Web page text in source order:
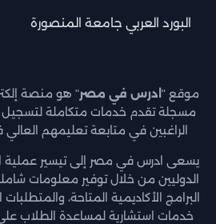
البورد العربي جامعة المنصورة
موقع " ادرس في مصر" هو منصة
مسجلة تقدم خدمات متكاملة لتسجيل
الراغبين في متابعة تعليمهم
يسعى ادرس في مصر إلى تيسير عملية
الدوليين من خلال توفير معلومات
البرامج الأكاديمية المتاحة،
خدمات استشارية لمساعدة الطلاب